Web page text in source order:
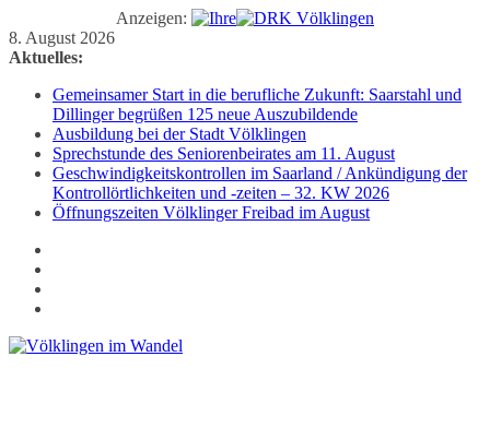
Anzeigen:
Zum
Inhalt
8. August 2026
Aktuelles:
Gemeinsamer Start in die berufliche Zukunft: Saarstahl und
Dillinger begrüßen 125 neue Auszubildende
Ausbildung bei der Stadt Völklingen
Sprechstunde des Seniorenbeirates am 11. August
Geschwindigkeitskontrollen im Saarland / Ankündigung der
Kontrollörtlichkeiten und -zeiten – 32. KW 2026
Öffnungszeiten Völklinger Freibad im August